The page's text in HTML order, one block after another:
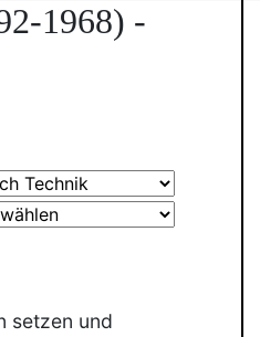
1968) -
setzen und